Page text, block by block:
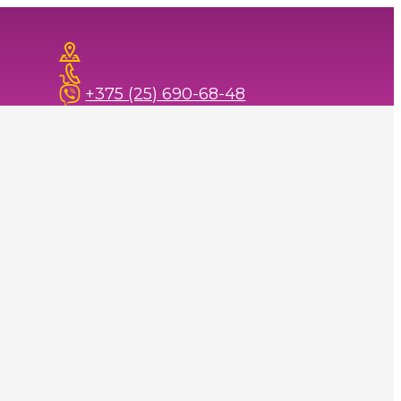
+375 (25) 690-68-48